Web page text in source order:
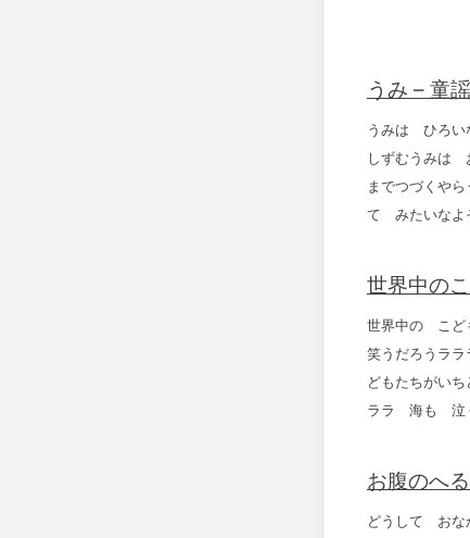
うみ – 童
うみは ひろい
しずむうみは
までつづくや
て みたいなよ
世界中の
世界中の こど
笑うだろうラ
どもたちがい
ララ 海も 泣
お腹のへ
どうして お